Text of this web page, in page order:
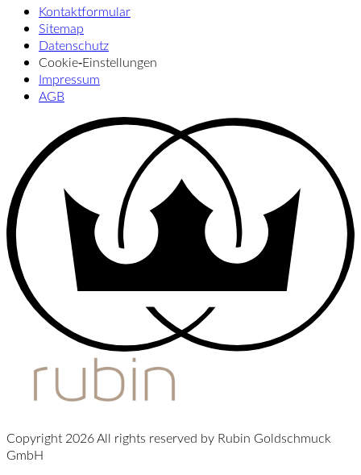
Kontaktformular
Sitemap
Datenschutz
Cookie‑Einstellungen
Impressum
AGB
Copyright 2026 All rights reserved by Rubin Goldschmuck
GmbH